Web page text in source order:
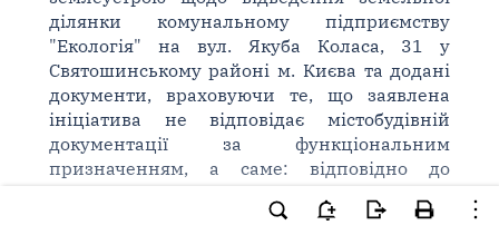
ділянки комунальному підприємству
"Екологія" на вул. Якуба Коласа, 31 у
Святошинському районі м. Києва та додані
документи, враховуючи те, що заявлена
ініціатива не відповідає містобудівній
документації за функціональним
призначенням, а саме: відповідно до
належить до території вулиць та доріг